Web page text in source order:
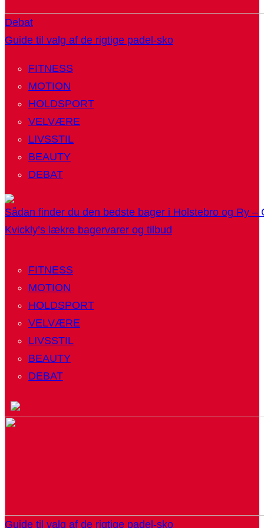
Debat
Guide til valg af de rigtige padel-sko
FITNESS
MOTION
HOLDSPORT
VELVÆRE
LIVSSTIL
BEAUTY
DEBAT
Sådan finder du den bedste bager i Holstebro og Ry –
Kvickly’s lækre bagervarer og tilbud
FITNESS
MOTION
HOLDSPORT
VELVÆRE
LIVSSTIL
BEAUTY
DEBAT
Guide til valg af de rigtige padel-sko